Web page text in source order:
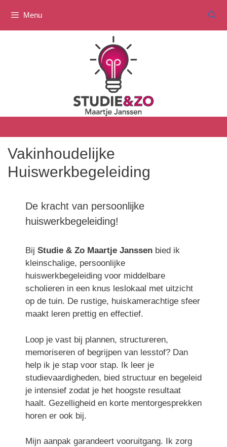
naar
de
Menu
Vakinhoudelijke
Huiswerkbegeleiding
De kracht van persoonlijke
huiswerkbegeleiding!
Bij Studie & Zo Maartje Janssen bied ik
kleinschalige, persoonlijke
huiswerkbegeleiding voor middelbare
scholieren in een knus leslokaal met uitzicht
op de tuin. De rustige, huiskamerachtige sfeer
maakt leren prettig en effectief.
Loop je vast bij plannen, structureren,
memoriseren of begrijpen van lesstof? Dan
help ik je stap voor stap. Ik leer je
studievaardigheden, bied structuur en begeleid
je intensief zodat je het hoogste resultaat
haalt. Gezelligheid en korte mentorgesprekken
horen er ook bij.
Mijn aanpak garandeert vooruitgang. Ik zorg